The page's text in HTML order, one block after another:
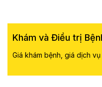
Khám và Điều trị
Giá khám bệnh, giá dịch